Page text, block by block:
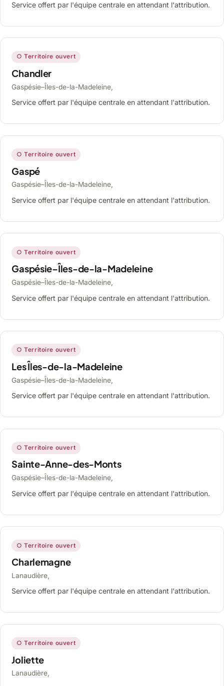
Service offert par l'équipe centrale en attendant l'attribution.
○ Territoire ouvert
Chandler
Gaspésie–Îles-de-la-Madeleine,
Service offert par l'équipe centrale en attendant l'attribution.
○ Territoire ouvert
Gaspé
Gaspésie–Îles-de-la-Madeleine,
Service offert par l'équipe centrale en attendant l'attribution.
○ Territoire ouvert
Gaspésie–Îles-de-la-Madeleine
Gaspésie–Îles-de-la-Madeleine,
Service offert par l'équipe centrale en attendant l'attribution.
○ Territoire ouvert
Les Îles-de-la-Madeleine
Gaspésie–Îles-de-la-Madeleine,
Service offert par l'équipe centrale en attendant l'attribution.
○ Territoire ouvert
Sainte-Anne-des-Monts
Gaspésie–Îles-de-la-Madeleine,
Service offert par l'équipe centrale en attendant l'attribution.
○ Territoire ouvert
Charlemagne
Lanaudière,
Service offert par l'équipe centrale en attendant l'attribution.
○ Territoire ouvert
Joliette
Lanaudière,